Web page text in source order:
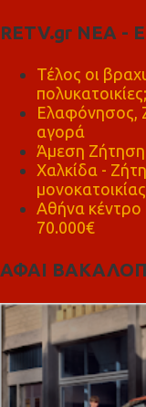
RETV.gr ΝΕΑ -
Τέλος οι
Ελαφόνησος,
αγορά
Άμεση Ζήτηση
Χαλκίδα -
μονοκατοικίας
Αθήνα κέντρο
70.000€
ΑΦΑΙ